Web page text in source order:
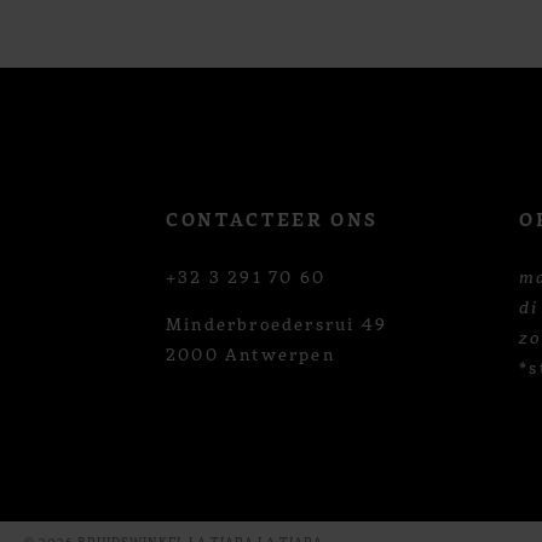
13
CONTACTEER ONS
+32 3 291 70 60
Minderbroedersrui 49
2000 Antwerpen